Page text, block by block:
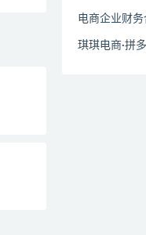
电商企业财
琪琪电商·拼